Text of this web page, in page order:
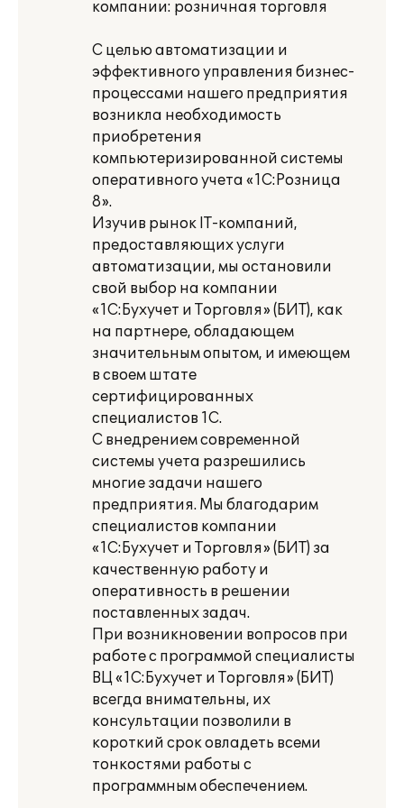
компании: розничная торговля
С целью автоматизации и
эффективного управления бизнес-
процессами нашего предприятия
возникла необходимость
приобретения
компьютеризированной системы
оперативного учета «1С:Розница
8».
Изучив рынок IT-компаний,
предоставляющих услуги
автоматизации, мы остановили
свой выбор на компании
«1С:Бухучет и Торговля» (БИТ), как
на партнере, обладающем
значительным опытом, и имеющем
в своем штате
сертифицированных
специалистов 1С.
С внедрением современной
системы учета разрешились
многие задачи нашего
предприятия. Мы благодарим
специалистов компании
«1С:Бухучет и Торговля» (БИТ) за
качественную работу и
оперативность в решении
поставленных задач.
При возникновении вопросов при
работе с программой специалисты
ВЦ «1С:Бухучет и Торговля» (БИТ)
всегда внимательны, их
консультации позволили в
короткий срок овладеть всеми
тонкостями работы с
программным обеспечением.